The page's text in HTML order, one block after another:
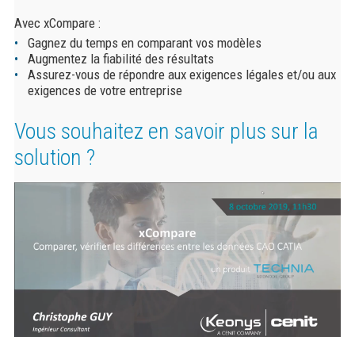
Avec xCompare :
Gagnez du temps en comparant vos modèles
Augmentez la fiabilité des résultats
Assurez-vous de répondre aux exigences légales et/ou aux
exigences de votre entreprise
Vous souhaitez en savoir plus sur la
solution ?